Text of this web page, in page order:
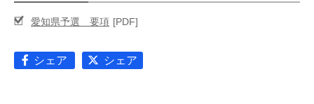
愛知県予選 要項
シェア シェア